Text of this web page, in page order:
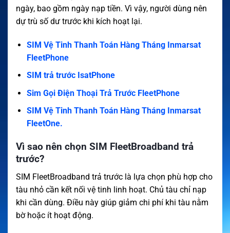
ngày, bao gồm ngày nạp tiền. Vì vậy, người dùng nên
dự trù số dư trước khi kích hoạt lại.
SIM Vệ Tinh Thanh Toán Hàng Tháng Inmarsat
FleetPhone
SIM trả trước IsatPhone
Sim Gọi Điện Thoại Trả Trước FleetPhone
SIM Vệ Tinh Thanh Toán Hàng Tháng Inmarsat
FleetOne.
Vì sao nên chọn SIM FleetBroadband trả
trước?
SIM FleetBroadband trả trước là lựa chọn phù hợp cho
tàu nhỏ cần kết nối vệ tinh linh hoạt. Chủ tàu chỉ nạp
khi cần dùng. Điều này giúp giảm chi phí khi tàu nằm
bờ hoặc ít hoạt động.